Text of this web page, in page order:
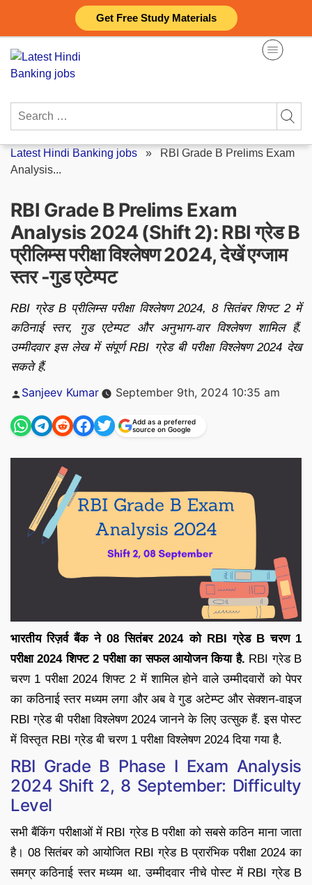
Get Free Study Materials
content
Search
Latest Hindi Banking jobs » RBI Grade B Prelims Exam
Analysis...
RBI Grade B Prelims Exam
Analysis 2024 (Shift 2): RBI ग्रेड B
प्रीलिम्स परीक्षा विश्लेषण 2024, देखें एग्जाम
स्तर -गुड एटेम्पट
RBI ग्रेड B प्रीलिम्स परीक्षा विश्लेषण 2024, 8 सितंबर शिफ्ट 2 में
कठिनाई स्तर, गुड एटेम्पट और अनुभाग-वार विश्लेषण शामिल हैं.
उम्मीदवार इस लेख में संपूर्ण RBI ग्रेड बी परीक्षा विश्लेषण 2024 देख
सकते हैं.
Posted
Sanjeev Kumar September 9th, 2024 10:35 am
Add as a preferred
source on Google
भारतीय रिज़र्व बैंक ने 08 सितंबर 2024 को RBI ग्रेड B चरण 1
परीक्षा 2024 शिफ्ट 2 परीक्षा का सफल आयोजन किया है. RBI ग्रेड B
चरण 1 परीक्षा 2024 शिफ्ट 2 में शामिल होने वाले उम्मीदवारों को पेपर
का कठिनाई स्तर मध्यम लगा और अब वे गुड अटेम्प्ट और सेक्शन-वाइज
RBI ग्रेड बी परीक्षा विश्लेषण 2024 जानने के लिए उत्सुक हैं. इस पोस्ट
में विस्तृत RBI ग्रेड बी चरण 1 परीक्षा विश्लेषण 2024 दिया गया है.
RBI Grade B Phase I Exam Analysis
2024 Shift 2, 8 September: Difficulty
Level
सभी बैंकिंग परीक्षाओं में RBI ग्रेड B परीक्षा को सबसे कठिन माना जाता
है। 08 सितंबर को आयोजित RBI ग्रेड B प्रारंभिक परीक्षा 2024 का
समग्र कठिनाई स्तर मध्यम था. उम्मीदवार नीचे पोस्ट में RBI ग्रेड B